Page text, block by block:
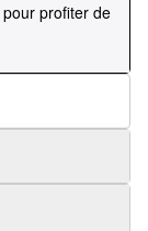
pour profiter de